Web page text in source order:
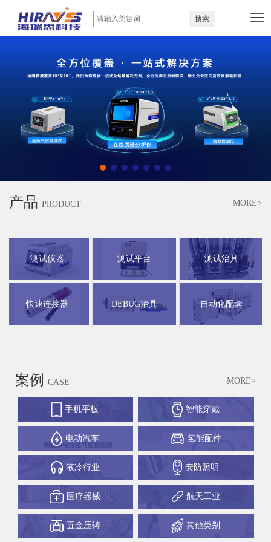
产品 PRODUCT MORE>
测试仪器 测试平台 测试治具
快速连接器 DEBUG治具 自动化配套
案例 CASE MORE>
手机平板 智能穿戴
电动汽车 氢能配件
液冷行业 安防照明
医疗器械 航天工业
五金压铸 其他类别